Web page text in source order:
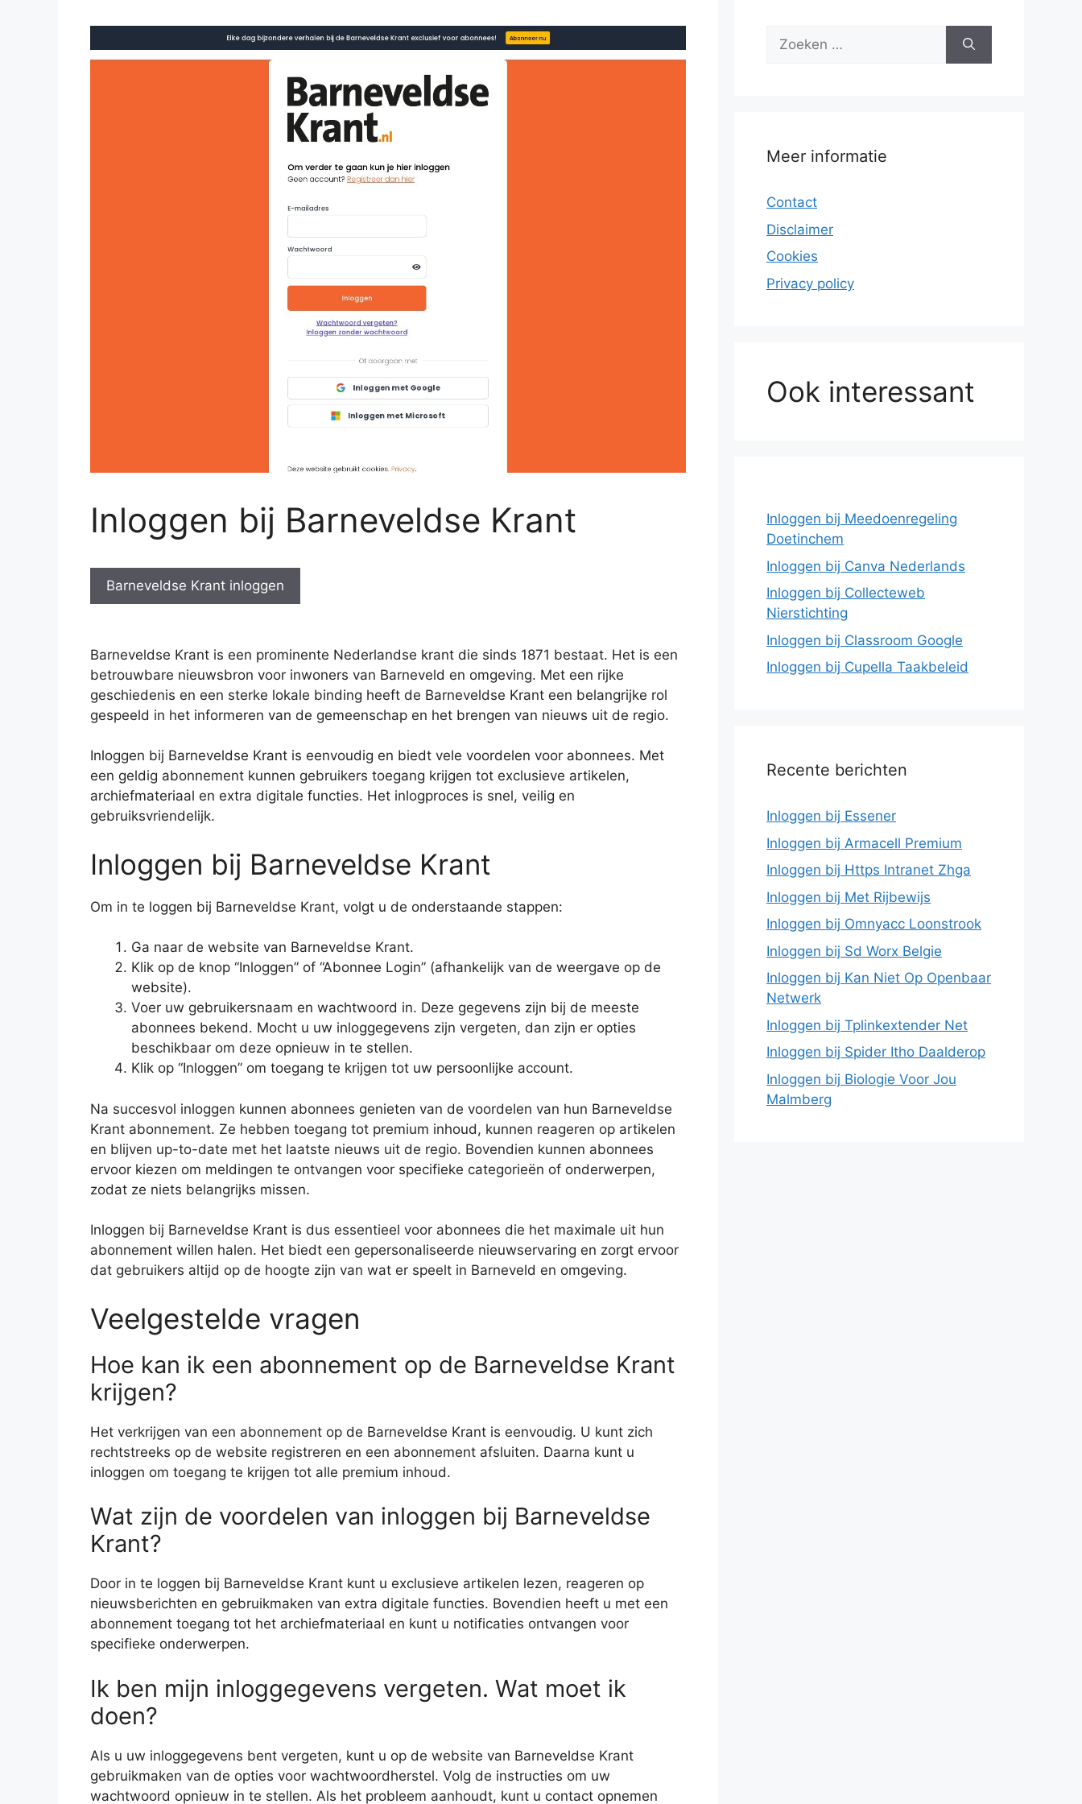
Inloggen bij Barneveldse Krant
Barneveldse Krant inloggen
Barneveldse Krant is een prominente Nederlandse krant die sinds 1871 bestaat. Het is een
betrouwbare nieuwsbron voor inwoners van Barneveld en omgeving. Met een rijke
geschiedenis en een sterke lokale binding heeft de Barneveldse Krant een belangrijke rol
gespeeld in het informeren van de gemeenschap en het brengen van nieuws uit de regio.
Inloggen bij Barneveldse Krant is eenvoudig en biedt vele voordelen voor abonnees. Met
een geldig abonnement kunnen gebruikers toegang krijgen tot exclusieve artikelen,
archiefmateriaal en extra digitale functies. Het inlogproces is snel, veilig en
gebruiksvriendelijk.
Inloggen bij Barneveldse Krant
Om in te loggen bij Barneveldse Krant, volgt u de onderstaande stappen:
Ga naar de website van Barneveldse Krant.
Klik op de knop “Inloggen” of “Abonnee Login” (afhankelijk van de weergave op de
website).
Voer uw gebruikersnaam en wachtwoord in. Deze gegevens zijn bij de meeste
abonnees bekend. Mocht u uw inloggegevens zijn vergeten, dan zijn er opties
beschikbaar om deze opnieuw in te stellen.
Klik op “Inloggen” om toegang te krijgen tot uw persoonlijke account.
Na succesvol inloggen kunnen abonnees genieten van de voordelen van hun Barneveldse
Krant abonnement. Ze hebben toegang tot premium inhoud, kunnen reageren op artikelen
en blijven up-to-date met het laatste nieuws uit de regio. Bovendien kunnen abonnees
ervoor kiezen om meldingen te ontvangen voor specifieke categorieën of onderwerpen,
zodat ze niets belangrijks missen.
Inloggen bij Barneveldse Krant is dus essentieel voor abonnees die het maximale uit hun
abonnement willen halen. Het biedt een gepersonaliseerde nieuwservaring en zorgt ervoor
dat gebruikers altijd op de hoogte zijn van wat er speelt in Barneveld en omgeving.
Veelgestelde vragen
Hoe kan ik een abonnement op de Barneveldse Krant
krijgen?
Het verkrijgen van een abonnement op de Barneveldse Krant is eenvoudig. U kunt zich
rechtstreeks op de website registreren en een abonnement afsluiten. Daarna kunt u
inloggen om toegang te krijgen tot alle premium inhoud.
Wat zijn de voordelen van inloggen bij Barneveldse
Krant?
Door in te loggen bij Barneveldse Krant kunt u exclusieve artikelen lezen, reageren op
nieuwsberichten en gebruikmaken van extra digitale functies. Bovendien heeft u met een
abonnement toegang tot het archiefmateriaal en kunt u notificaties ontvangen voor
specifieke onderwerpen.
Ik ben mijn inloggegevens vergeten. Wat moet ik
doen?
Als u uw inloggegevens bent vergeten, kunt u op de website van Barneveldse Krant
gebruikmaken van de opties voor wachtwoordherstel. Volg de instructies om uw
wachtwoord opnieuw in te stellen. Als het probleem aanhoudt, kunt u contact opnemen
Zoek
Meer informatie
Contact
Disclaimer
Cookies
Privacy policy
Ook interessant
Inloggen bij Meedoenregeling
Doetinchem
Inloggen bij Canva Nederlands
Inloggen bij Collecteweb
Nierstichting
Inloggen bij Classroom Google
Inloggen bij Cupella Taakbeleid
Recente berichten
Inloggen bij Essener
Inloggen bij Armacell Premium
Inloggen bij Https Intranet Zhga
Inloggen bij Met Rijbewijs
Inloggen bij Omnyacc Loonstrook
Inloggen bij Sd Worx Belgie
Inloggen bij Kan Niet Op Openbaar
Netwerk
Inloggen bij Tplinkextender Net
Inloggen bij Spider Itho Daalderop
Inloggen bij Biologie Voor Jou
Malmberg